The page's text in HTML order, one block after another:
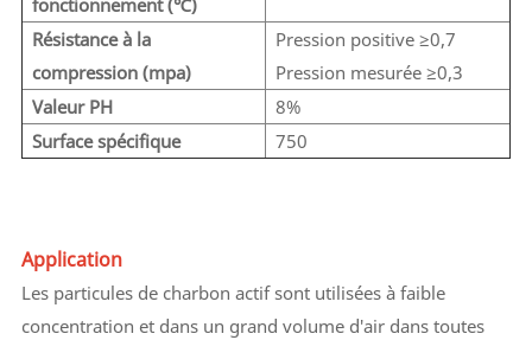
fonctionnement (℃)
Résistance à la
compression (mpa)
Pression positive ≥0,7
Pression mesurée ≥0,3
Valeur PH
8%
Surface spécifique
750
Application
Les particules de charbon actif sont utilisées à faible
concentration et dans un grand volume d'air dans toutes